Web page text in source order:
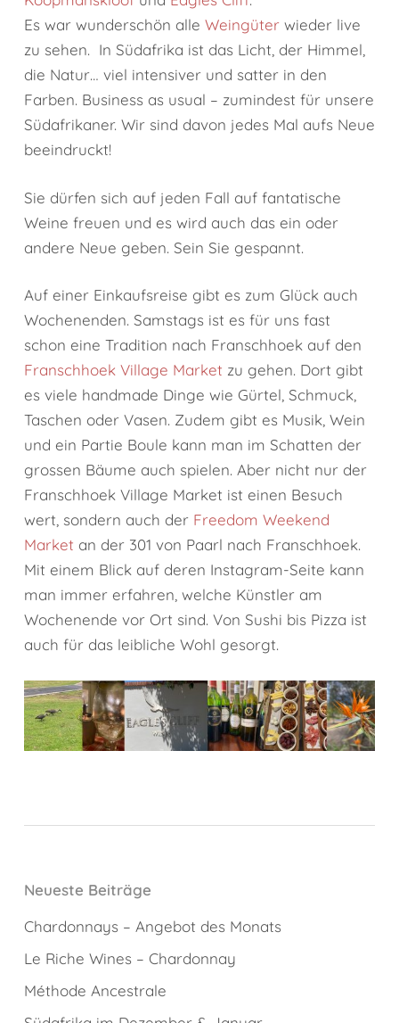
Es war wunderschön alle Weingüterwieder live
zu sehen. In Südafrika ist das Licht, der Himmel,
die Natur… viel intensiver und satter in den
Farben. Business as usual – zumindest für unsere
Südafrikaner. Wir sind davon jedes Mal aufs Neue
beeindruckt!
Sie dürfen sich auf jeden Fall auf fantatische
Weine freuen und es wird auch das ein oder
andere Neue geben. Sein Sie gespannt.
Auf einer Einkaufsreise gibt es zum Glück auch
Wochenenden. Samstags ist es für uns fast
schon eine Tradition nach Franschhoek auf den
Franschhoek Village Market zu gehen. Dort gibt
es viele handmade Dinge wie Gürtel, Schmuck,
Taschen oder Vasen. Zudem gibt es Musik, Wein
und ein Partie Boule kann man im Schatten der
grossen Bäume auch spielen. Aber nicht nur der
Franschhoek Village Market ist einen Besuch
wert, sondern auch der Freedom Weekend
Market an der 301 von Paarl nach Franschhoek.
Mit einem Blick auf deren Instagram-Seite kann
man immer erfahren, welche Künstler am
Wochenende vor Ort sind. Von Sushi bis Pizza ist
auch für das leibliche Wohl gesorgt.
Neueste Beiträge
Chardonnays – Angebot des Monats
Le Riche Wines – Chardonnay
Méthode Ancestrale